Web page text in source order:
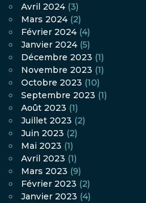
Avril 2024 (3)
Mars 2024 (2)
Février 2024 (4)
Janvier 2024 (5)
Décembre 2023 (1)
Novembre 2023 (1)
Octobre 2023 (10)
Septembre 2023 (1)
Août 2023 (1)
Juillet 2023 (2)
Juin 2023 (2)
Mai 2023 (1)
Avril 2023 (1)
Mars 2023 (9)
Février 2023 (2)
Janvier 2023 (4)